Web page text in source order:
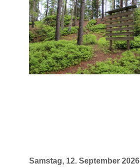
Samstag, 12. September 2026